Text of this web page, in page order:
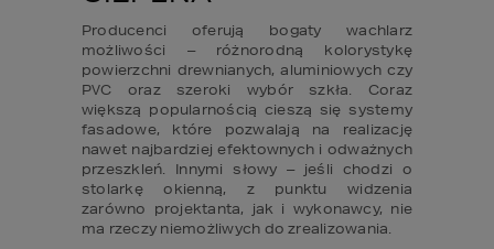
Producenci oferują bogaty wachlarz
możliwości – różnorodną kolorystykę
powierzchni drewnianych, aluminiowych czy
PVC oraz szeroki wybór szkła. Coraz
większą popularnością cieszą się systemy
fasadowe, które pozwalają na realizację
nawet najbardziej efektownych i odważnych
przeszkleń. Innymi słowy – jeśli chodzi o
stolarkę okienną, z punktu widzenia
zarówno projektanta, jak i wykonawcy, nie
ma rzeczy niemożliwych do zrealizowania.